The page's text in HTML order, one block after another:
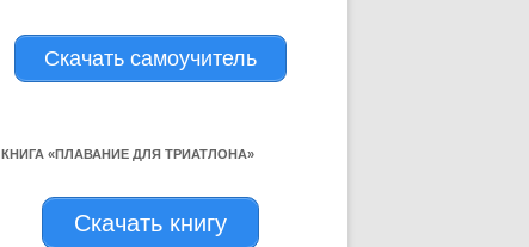
Скачать самоучитель
КНИГА «ПЛАВАНИЕ ДЛЯ ТРИАТЛОНА»
Скачать книгу